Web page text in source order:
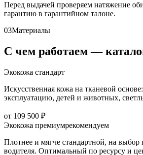
Перед выдачей проверяем натяжение
гарантию в гарантийном талоне.
03Материалы
С чем работаем —
Экокожа стандарт
Искусственная кожа на тканевой
эксплуатацию, детей и животных,
от 109 500 ₽
Экокожа премиумрекомендуем
Плотнее и мягче стандартной, на
водителя. Оптимальный по ресурсу и